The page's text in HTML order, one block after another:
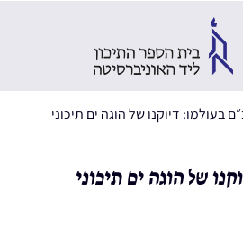
בעולמו: דיוקנו של הוגה ים תיכוני
של הוגה ים תיכוני